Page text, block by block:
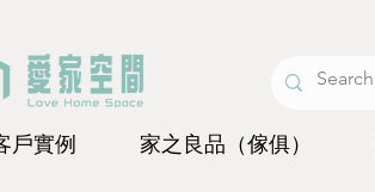
戶實例 家之良品（傢俱）